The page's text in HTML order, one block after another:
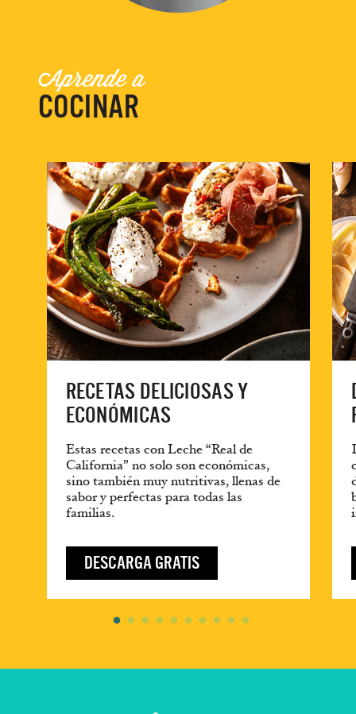
Aprende a
COCINAR
RECETAS DELICIOSAS Y
ECONÓMICAS
Estas recetas con Leche “Real de
California” no solo son económicas,
sino también muy nutritivas, llenas de
sabor y perfectas para todas las
familias.
DESCARGA GRATIS